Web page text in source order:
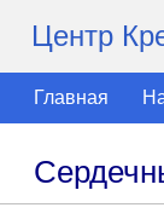
Центр
Главная